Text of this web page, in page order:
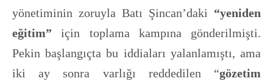
yönetiminin zoruyla Batı Şincan’daki “yeniden
eğitim” için toplama kampına gönderilmişti.
Pekin başlangıçta bu iddiaları yalanlamıştı, ama
iki ay sonra varlığı reddedilen “gözetim